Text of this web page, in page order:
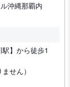
沖縄那覇内
】から徒歩1
せん）